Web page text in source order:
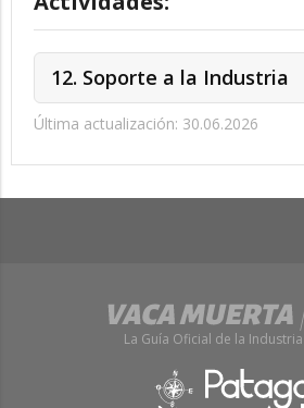
12. Soporte a la Industria
Última actualización: 30.06.2026
La Guía Oficial de la